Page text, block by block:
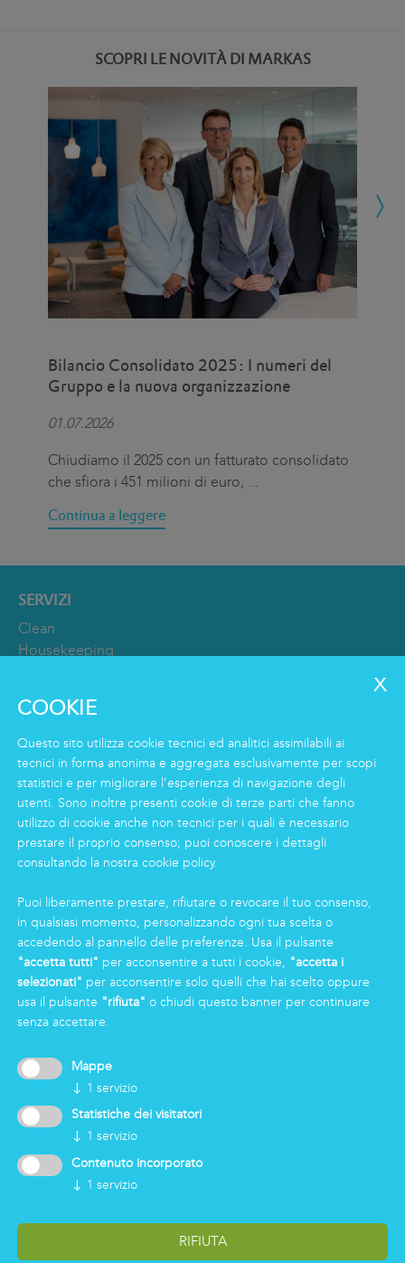
SCOPRI LE NOVITÀ DI MARKAS
Bilancio Consolidato 2025: I numeri del
Gruppo e la nuova organizzazione
01.07.2026
Chiudiamo il 2025 con un fatturato consolidato
che sfiora i 451 milioni di euro, ...
Continua a leggere
SERVIZI
Clean
Housekeeping
Logistics & Care
Servizio Eco Clean
INFORMAZIONI
Gruppo
Certificazioni
News
Markas Family
Press
AREA RISERVATA
Politica Aziendale Integrata
Codice Etico
Dichiarazione Benessere Animale
COOKIE
Questo sito utilizza cookie tecnici ed analitici assimilabili ai
tecnici in forma anonima e aggregata esclusivamente per scopi
statistici e per migliorare l’esperienza di navigazione degli
utenti. Sono inoltre presenti cookie di terze parti che fanno
utilizzo di cookie anche non tecnici per i quali è necessario
prestare il proprio consenso; puoi conoscere i dettagli
consultando la nostra cookie policy.
Puoi liberamente prestare, rifiutare o revocare il tuo consenso,
in qualsiasi momento, personalizzando ogni tua scelta o
accedendo al pannello delle preferenze. Usa il pulsante
"accetta tutti" per acconsentire a tutti i cookie, "accetta i
selezionati" per acconsentire solo quelli che hai scelto oppure
usa il pulsante "rifiuta" o chiudi questo banner per continuare
senza accettare.
Mappe
↓ 1 servizio
Statistiche dei visitatori
↓ 1 servizio
Contenuto incorporato
↓ 1 servizio
RIFIUTA